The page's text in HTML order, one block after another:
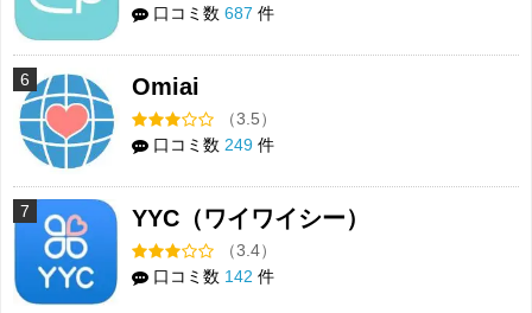
口コミ数 687 件
6 Omiai
（3.5）
口コミ数 249 件
7 YYC（ワイワイシー）
（3.4）
口コミ数 142 件